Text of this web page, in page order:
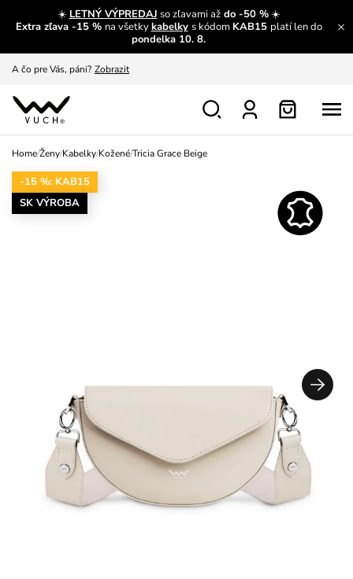
☀️ LETNÝ VÝPREDAJ so zľavami aždo -50 %☀️
Extra zľava -15 % na všetkykabelky s kódom KAB15 platí len do
pondelka 10. 8.
Prečítať viac
A čo pre Vás, páni? Zobrazit
S čím chybu neurobíš?
Nech sa inšpirovať Zobraziť
Home/Ženy/Kabelky/Kožené/Tricia Grace Beige
-15 %: KAB15
SK VÝROBA